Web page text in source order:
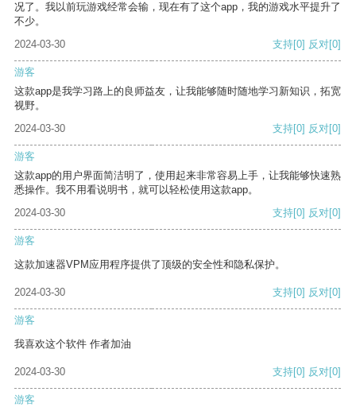
况了。我以前玩游戏经常会输，现在有了这个app，我的游戏水平提升了
不少。
2024-03-30
支持[0] 反对[0]
游客
这款app是我学习路上的良师益友，让我能够随时随地学习新知识，拓宽
视野。
2024-03-30
支持[0] 反对[0]
游客
这款app的用户界面简洁明了，使用起来非常容易上手，让我能够快速熟
悉操作。我不用看说明书，就可以轻松使用这款app。
2024-03-30
支持[0] 反对[0]
游客
这款加速器VPM应用程序提供了顶级的安全性和隐私保护。
2024-03-30 支持[0] 反对[0]
游客
我喜欢这个软件 作者加油
2024-03-30 支持[0] 反对[0]
游客